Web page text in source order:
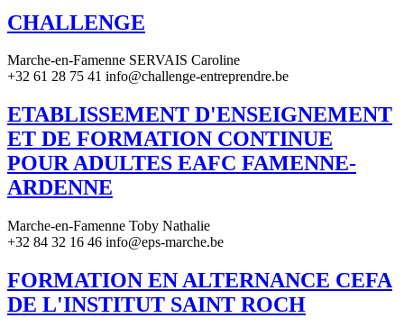
CHALLENGE
Marche-en-Famenne SERVAIS Caroline
+32 61 28 75 41 info@challenge-entreprendre.be
ETABLISSEMENT D'ENSEIGNEMENT
ET DE FORMATION CONTINUE
POUR ADULTES EAFC FAMENNE-
ARDENNE
Marche-en-Famenne Toby Nathalie
+32 84 32 16 46 info@eps-marche.be
FORMATION EN ALTERNANCE CEFA
DE L'INSTITUT SAINT ROCH